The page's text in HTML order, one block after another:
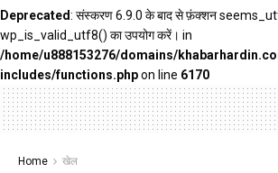
Deprecated: संस्करण 6.9.0 के बाद से फ़ंक्शन
wp_is_valid_utf8() का उपयोग करें। in
/home/u888153276/domains/
includes/functions.phpon line 6170
Home खेल